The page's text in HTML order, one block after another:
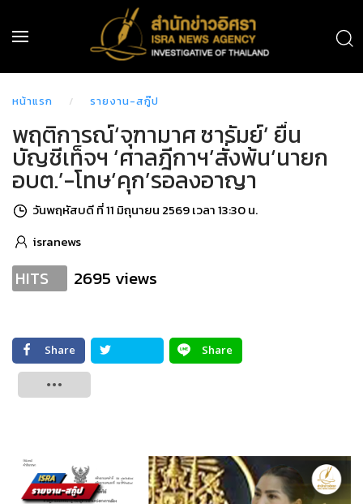
หน้าแรก รายงาน-สกู๊ป
พฤติการณ์‘จุฑามาศ ซารัมย์’ ยื่น
บัญชีเท็จฯ ‘ศาลฎีกาฯ’สั่งพ้น‘นายก
อบต.’-โทษ‘คุก’รอลงอาญา
วันพฤหัสบดี ที่ 11 มิถุนายน 2569 เวลา 13:30 น.
isranews
HITS 2695 views
Share
Share